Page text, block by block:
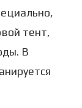
тент,
В